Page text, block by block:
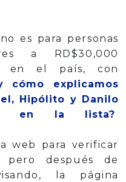
es para personas
a RD$30,000
en el país, con
cómo explicamos
Hipólito y Danilo
en la lista?
web para verificar
pero después de
la página